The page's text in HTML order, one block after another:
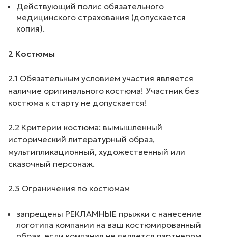
Действующий полис обязательного
медицинского страхования (допускается
копия).
2 Костюмы
2.1 Обязательным условием участия является
наличие оригинального костюма! Участник без
костюма к старту не допускается!
2.2 Критерии костюма: вымышленный
исторический литературный образ,
мультипликационный, художественный или
сказочный персонаж.
2.3 Ограничения по костюмам
запрещены РЕКЛАМНЫЕ прыжки с нанесение
логотипа компании на ваш костюмированный